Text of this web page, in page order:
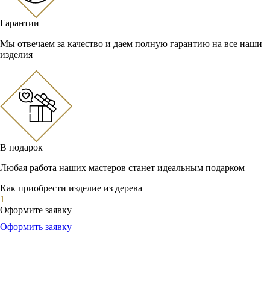
Гарантии
Мы отвечаем за качество и даем полную гарантию на все наши
изделия
В подарок
Любая работа наших мастеров станет идеальным подарком
Как приобрести изделие из дерева
1
Оформите заявку
Оформить заявку